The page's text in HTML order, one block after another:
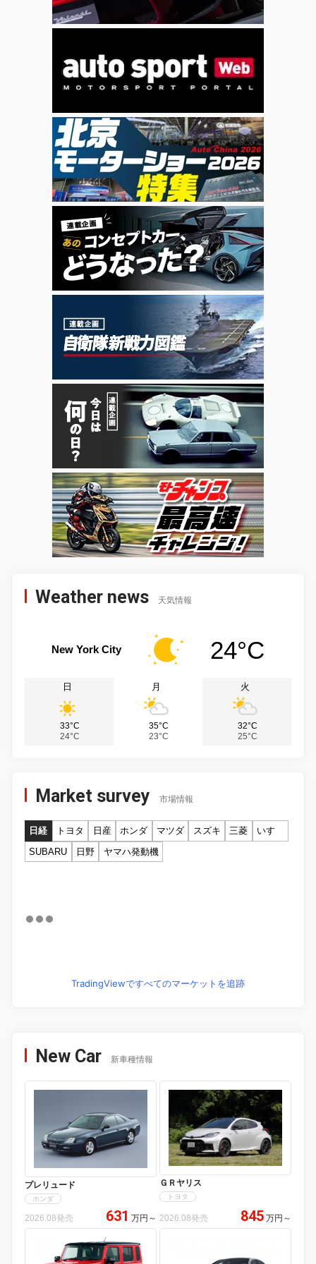
Weather news 天気情報
New York City 24°C
日
33°C
24°C
月
35°C
23°C
火
32°C
25°C
Market survey 市場情報
日経 トヨタ 日産 ホンダ マツダ スズキ 三菱
いすゞ
SUBARU
日野 ヤマハ発動機
TradingViewですべてのマーケットを追跡
New Car 新車種情報
プレリュード
ホンダ
2026.08発売 631 万円 ～
ＧＲヤリス
トヨタ
2026.08発売 845 万円 ～